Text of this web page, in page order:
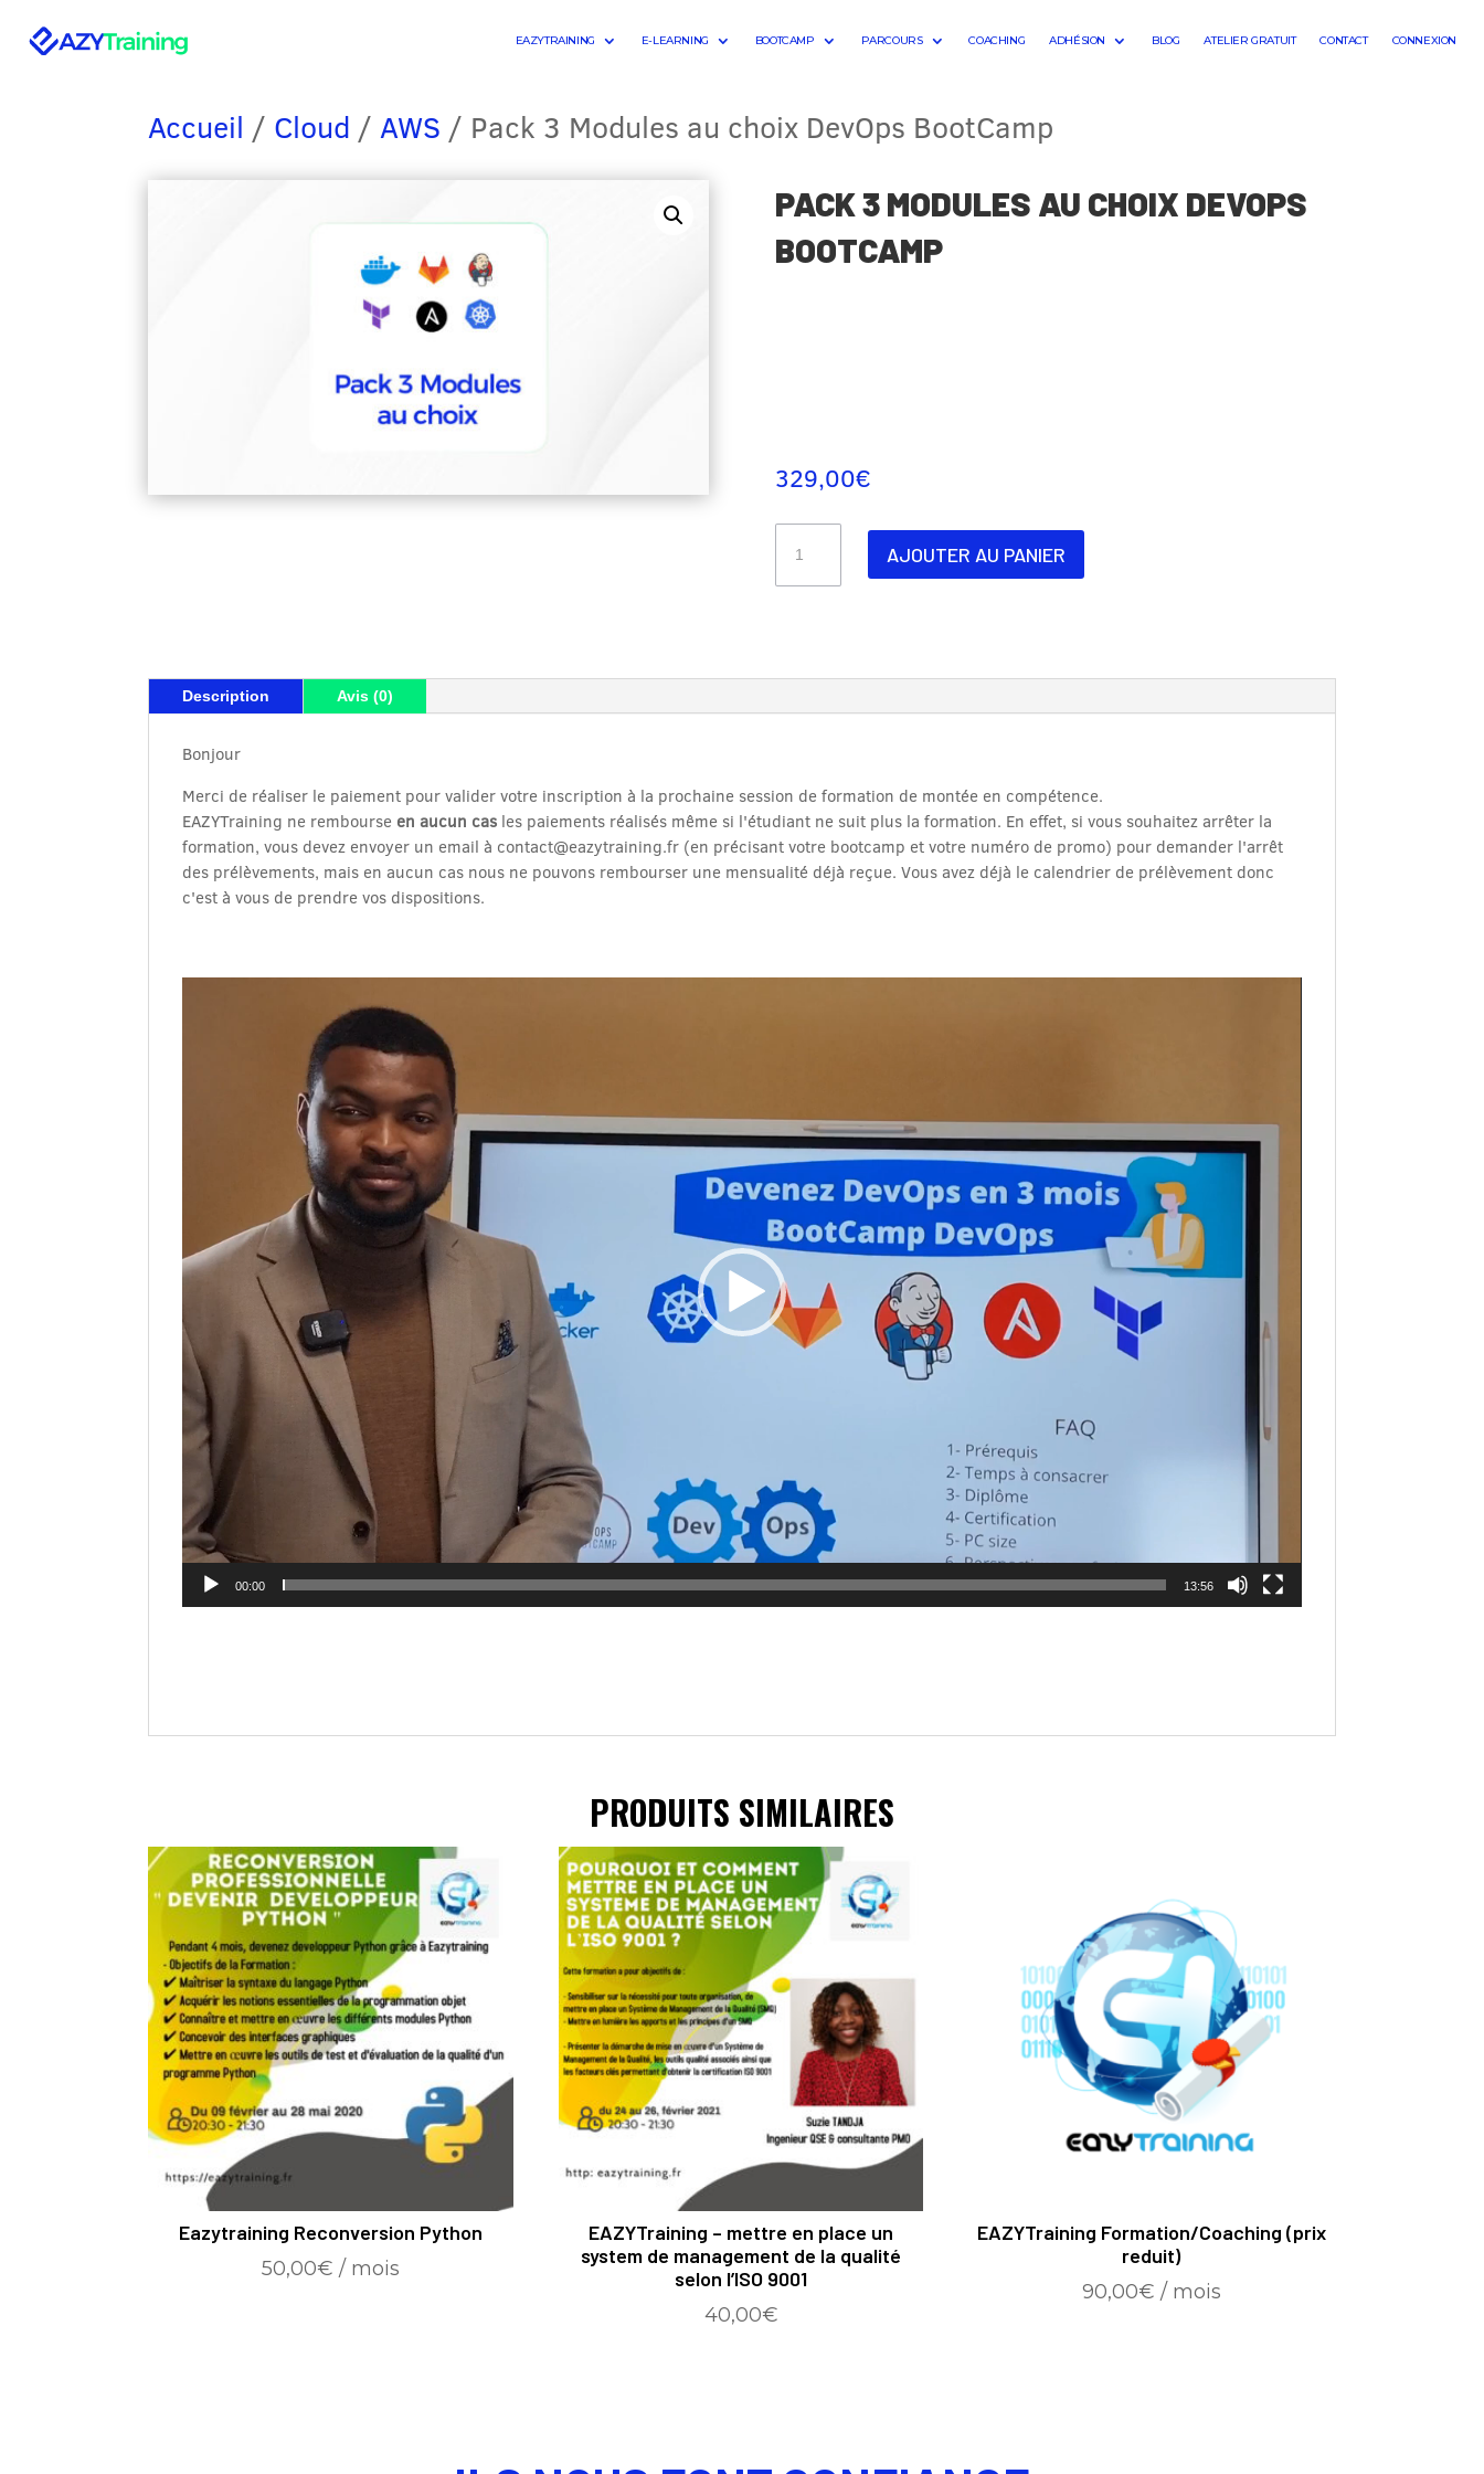
EAZYTRAINING E-LEARNING BOOTCAMP PARCOURS COACHING ADHÉSION BLOG ATELIER GRATUIT CONTACT CONNEXION
Accueil / Cloud /AWS / Pack 3 Modules au choix DevOps BootCamp
PACK 3 MODULES AU CHOIX DEVOPS
BOOTCAMP
329,00€
Pack
DevOps
AJOUTER AU PANIER
Description Avis (0)
Bonjour
Merci de réaliser le paiement pour valider votre inscription à la prochaine session de formation de montée en compétence.
EAZYTraining ne rembourse en aucun cas les paiements réalisés même si l'étudiant ne suit plus la formation. En effet, si vous souhaitez arrêter la
formation, vous devez envoyer un email à contact@eazytraining.fr (en précisant votre bootcamp et votre numéro de promo) pour demander l'arrêt
des prélèvements, mais en aucun cas nous ne pouvons rembourser une mensualité déjà reçue. Vous avez déjà le calendrier de prélèvement donc
c'est à vous de prendre vos dispositions.
00:00 13:56
PRODUITS SIMILAIRES
Eazytraining Reconversion Python
50,00€ / mois
EAZYTraining – mettre en place un
system de management de la qualité
selon l’ISO 9001
40,00€
EAZYTraining Formation/Coaching (prix
reduit)
90,00€ / mois